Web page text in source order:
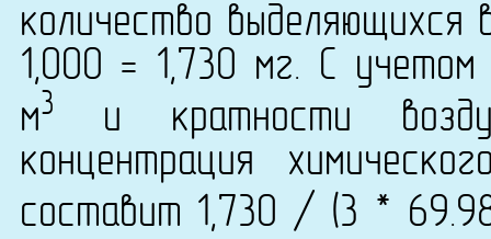
количество
1,000 = 1,730 мг. С
м3
и кратности
концентрация
составит 1,730 / (3 *